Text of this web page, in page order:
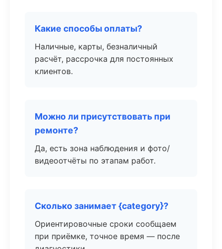
Какие способы оплаты?
Наличные, карты, безналичный
расчёт, рассрочка для постоянных
клиентов.
Можно ли присутствовать при
ремонте?
Да, есть зона наблюдения и фото/
видеоотчёты по этапам работ.
Сколько занимает {category}?
Ориентировочные сроки сообщаем
при приёмке, точное время — после